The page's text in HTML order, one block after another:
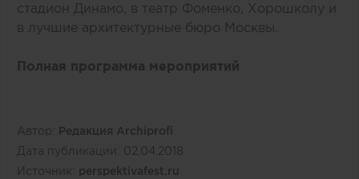
стадион Динамо, в театр Фоменко, Хорошколу и
в лучшие архитектурные бюро Москвы.
Полная программа мероприятий
Автор:
Редакция Archiprofi
Дата публикации: 02.04.2018
Источник: perspektivafest.ru